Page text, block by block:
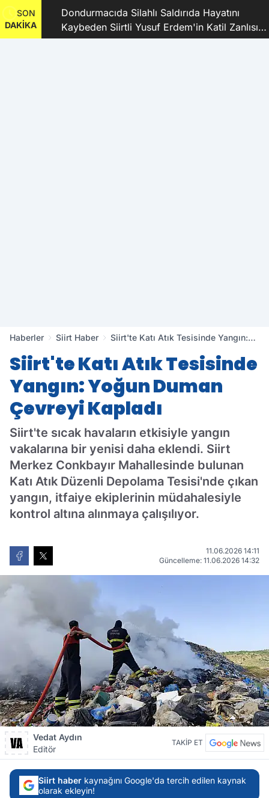
SON
DAKİKA
Dondurmacıda Silahlı Saldırıda Hayatını
Kaybeden Siirtli Yusuf Erdem'in Katil Zanlısı
ve 9 Şüpheli Tutuklandı
Haberler Siirt Haber
Siirt'te Katı Atık Tesisinde Yangın:
Siirt'te Katı Atık Tesisinde
Yangın: Yoğun Duman
Çevreyi Kapladı
Siirt'te sıcak havaların etkisiyle yangın
vakalarına bir yenisi daha eklendi. Siirt
Merkez Conkbayır Mahallesinde bulunan
Katı Atık Düzenli Depolama Tesisi'nde çıkan
yangın, itfaiye ekiplerinin müdahalesiyle
kontrol altına alınmaya çalışılıyor.
11.06.2026 14:11
Güncelleme: 11.06.2026 14:32
Vedat Aydın
Editör
TAKİP ET
Siirt haber kaynağını Google'da tercih edilen kaynak
olarak ekleyin!